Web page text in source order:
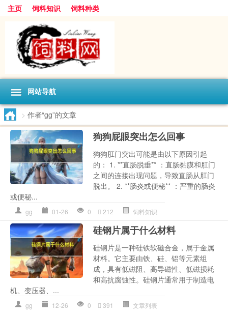
主页 饲料知识 饲料种类
网站导航
> 作者“gg”的文章
狗狗屁眼突出怎么回事
狗狗肛门突出可能是由以下原因引起
的： 1. **直肠脱垂** ：直肠黏膜和肛门
之间的连接出现问题，导致直肠从肛门
脱出。 2. **肠炎或便秘** ：严重的肠炎
或便秘...
gg 01-26 0 212 饲料知识
硅钢片属于什么材料
硅钢片是一种硅铁软磁合金，属于金属
材料。它主要由铁、硅、铝等元素组
成，具有低磁阻、高导磁性、低磁损耗
和高抗腐蚀性。硅钢片通常用于制造电
机、变压器、...
gg 12-26 0 391 文章列表